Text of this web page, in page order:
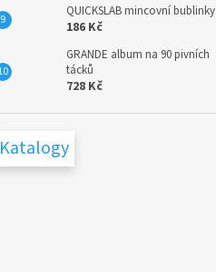
QUICKSLAB mincovní bublinky
186 Kč
GRANDE album na 90 pivních
tácků
728 Kč
Katalogy